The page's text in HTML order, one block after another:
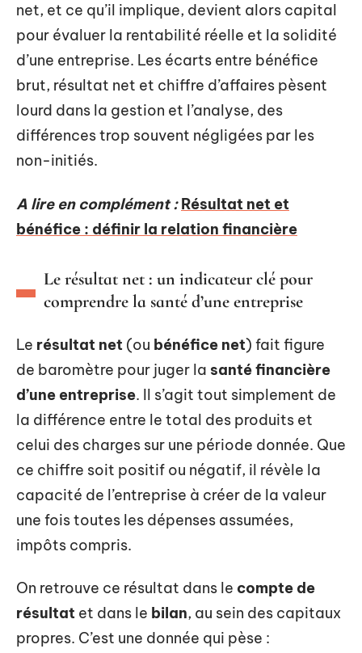
net, et ce qu’il implique, devient alors capital
pour évaluer la rentabilité réelle et la solidité
d’une entreprise. Les écarts entre bénéfice
brut, résultat net et chiffre d’affaires pèsent
lourd dans la gestion et l’analyse, des
différences trop souvent négligées par les
non-initiés.
A lire en complément : Résultat net et
bénéfice : définir la relation financière
Le résultat net : un indicateur clé pour
comprendre la santé d’une entreprise
Le résultat net (ou bénéfice net) fait figure
de baromètre pour juger la santé financière
d’une entreprise. Il s’agit tout simplement de
la différence entre le total des produits et
celui des charges sur une période donnée. Que
ce chiffre soit positif ou négatif, il révèle la
capacité de l’entreprise à créer de la valeur
une fois toutes les dépenses assumées,
impôts compris.
On retrouve ce résultat dans le compte de
résultat et dans le bilan, au sein des capitaux
propres. C’est une donnée qui pèse :